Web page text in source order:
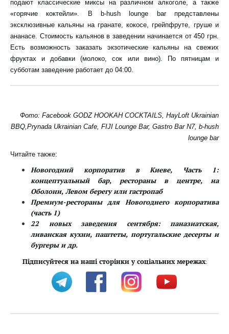
подают классические миксы на различном алкоголе, а также
«горячие коктейли». В b-hush lounge bar представлены
эксклюзивные кальяны на гранате, кокосе, грейпфруте, груше и
ананасе. Стоимость кальянов в заведении начинается от 450 грн.
Есть возможность заказать экзотические кальяны на свежих
фруктах и добавки (молоко, сок или вино). По пятницам и
субботам заведение работает до 04:00.
Фото: Facebook GODZ HOOKAH COCKTAILS, HayLoft Ukrainian
BBQ,Prynada Ukrainian Cafe, FIJI Lounge Bar, Gastro Bar N7, b-hush
lounge bar
Читайте также:
Новогодний корпоратив в Киеве, Часть 1:
концептуальный бар, рестораны в центре, на
Оболони, Левом берегу или гастропаб
Премиум-рестораны для Новогоднего корпоратива
(часть 1)
22 новых заведения сентября: паназиатская,
ливанская кухни, паштеты, португальские десерты и
бургеры и др.
Підписуйтеся на наші сторінки у соціальних мережах: